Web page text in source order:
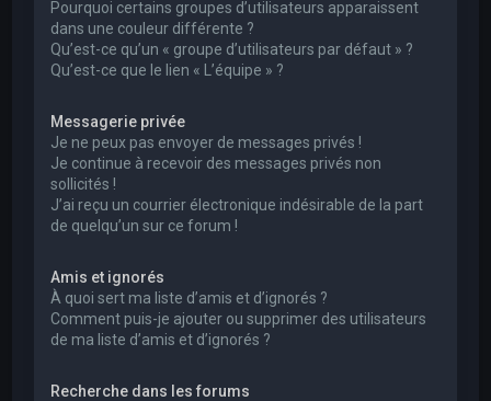
Pourquoi certains groupes d’utilisateurs apparaissent
dans une couleur différente ?
Qu’est-ce qu’un « groupe d’utilisateurs par défaut » ?
Qu’est-ce que le lien « L’équipe » ?
Messagerie privée
Je ne peux pas envoyer de messages privés !
Je continue à recevoir des messages privés non
sollicités !
J’ai reçu un courrier électronique indésirable de la part
de quelqu’un sur ce forum !
Amis et ignorés
À quoi sert ma liste d’amis et d’ignorés ?
Comment puis-je ajouter ou supprimer des utilisateurs
de ma liste d’amis et d’ignorés ?
Recherche dans les forums